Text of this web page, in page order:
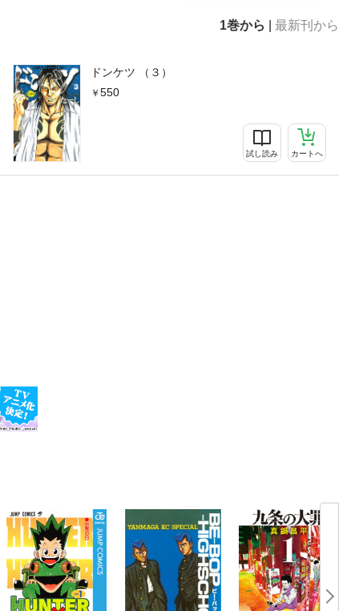
1巻から 最新刊から
ドンケツ （３）
550
試し読み カートへ